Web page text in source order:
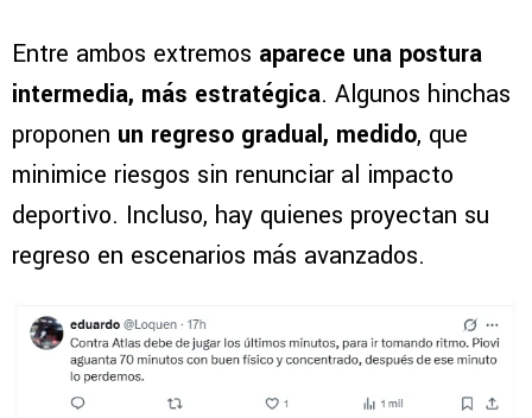
Entre ambos extremos aparece una postura
intermedia, más estratégica. Algunos hinchas
proponen un regreso gradual, medido, que
minimice riesgos sin renunciar al impacto
deportivo. Incluso, hay quienes proyectan su
regreso en escenarios más avanzados.